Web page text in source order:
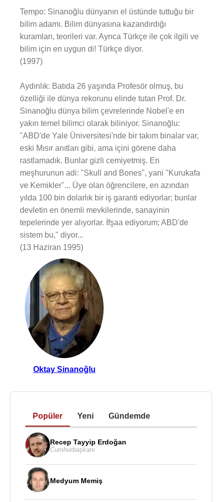
Tempo: Sinanoğlu dünyanın el üstünde tuttuğu bir
bilim adamı. Bilim dünyasına kazandırdığı
kuramları, teorileri var. Ayrıca Türkçe ile çok ilgili ve
bilim için en uygun di! Türkçe diyor.
(1997)
Aydınlık: Batıda 26 yaşında Profesör olmuş, bu
özelliği ile dünya rekorunu elinde tutan Prof. Dr.
Sinanoğlu dünya bilim çevrelerinde Nobel'e en
yakın temel bilimci olarak biliniyor. Sinanoğlu:
"ABD'de Yale Üniversitesi'nde bir takım binalar var,
eski Mısır anıtları gibi, ama içini görene daha
rastlamadık. Bunlar gizli cemiyetmiş. En
meşhurunun adi: "Skull and Bones", yani "Kurukafa
ve Kemikler"... Üye olan öğrencilere, en azından
yılda 100 bin dolarlık bir iş garanti ediyorlar; bunlar
devletin en önemli mevkilerinde, sanayinin
tepelerinde yer alıyorlar. İfşaa ediyorum; ABD'de
sistem bu," diyor...
(13 Haziran 1995)
Oktay Sinanoğlu
Popüler Yeni Gündemde
Recep Tayyip Erdoğan
Cumhurbaşkanı
Medyum Memiş